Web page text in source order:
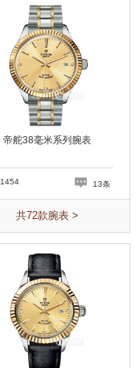
帝舵38毫米系列腕表
1454 13条
共72款腕表 >